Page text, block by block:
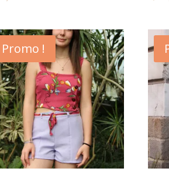
Promo !